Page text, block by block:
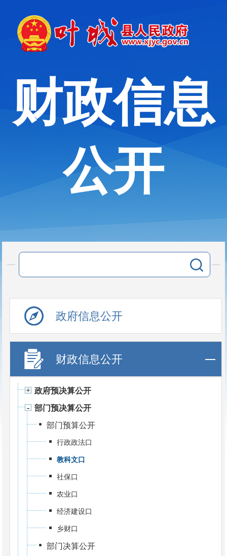
财政信息
公开
政府信息公开
财政信息公开
政府预决算公开
部门预决算公开
部门预算公开
行政政法口
教科文口
社保口
农业口
经济建设口
乡财口
部门决算公开